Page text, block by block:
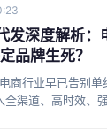
发深度解析：
品牌生死？
商行业早已告别单
全渠道、高时效、